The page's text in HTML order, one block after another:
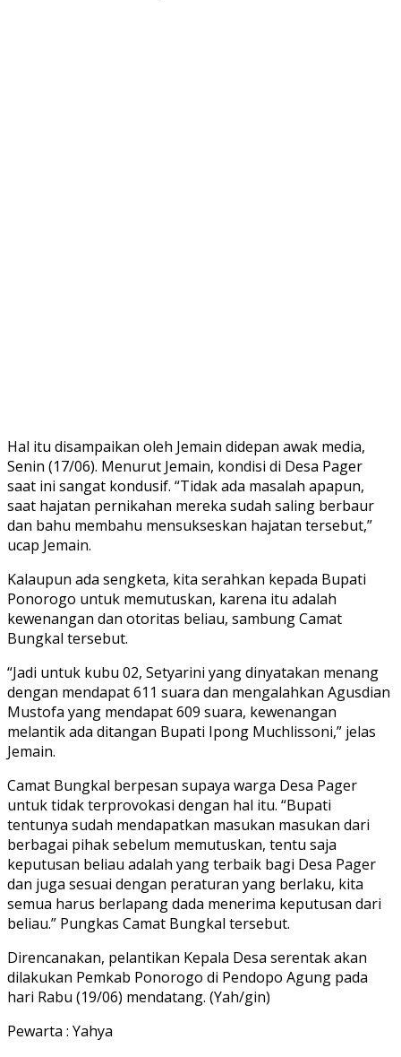
Hal itu disampaikan oleh Jemain didepan awak media,
Senin (17/06). Menurut Jemain, kondisi di Desa Pager
saat ini sangat kondusif. “Tidak ada masalah apapun,
saat hajatan pernikahan mereka sudah saling berbaur
dan bahu membahu mensukseskan hajatan tersebut,”
ucap Jemain.
Kalaupun ada sengketa, kita serahkan kepada Bupati
Ponorogo untuk memutuskan, karena itu adalah
kewenangan dan otoritas beliau, sambung Camat
Bungkal tersebut.
“Jadi untuk kubu 02, Setyarini yang dinyatakan menang
dengan mendapat 611 suara dan mengalahkan Agusdian
Mustofa yang mendapat 609 suara, kewenangan
melantik ada ditangan Bupati Ipong Muchlissoni,” jelas
Jemain.
Camat Bungkal berpesan supaya warga Desa Pager
untuk tidak terprovokasi dengan hal itu. “Bupati
tentunya sudah mendapatkan masukan masukan dari
berbagai pihak sebelum memutuskan, tentu saja
keputusan beliau adalah yang terbaik bagi Desa Pager
dan juga sesuai dengan peraturan yang berlaku, kita
semua harus berlapang dada menerima keputusan dari
beliau.” Pungkas Camat Bungkal tersebut.
Direncanakan, pelantikan Kepala Desa serentak akan
dilakukan Pemkab Ponorogo di Pendopo Agung pada
hari Rabu (19/06) mendatang. (Yah/gin)
Pewarta : Yahya